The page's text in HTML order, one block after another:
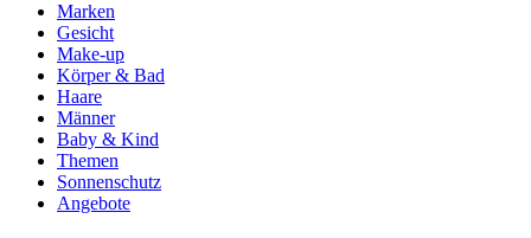
Marken
Gesicht
Make-up
Körper & Bad
Haare
Männer
Baby & Kind
Themen
Sonnenschutz
Angebote